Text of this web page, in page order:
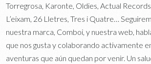
Torregrosa, Karonte, Oldies, Actual
L’eixam, 26 Lletres, Tres i Quatre…
nuestra marca, Comboi, y nuestra web,
que nos gusta y colaborando activamente
aventuras que aún quedan por venir. Un